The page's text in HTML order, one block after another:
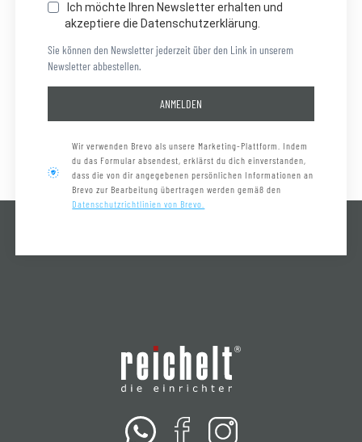
Ich möchte Ihren Newsletter erhalten und
akzeptiere die Datenschutzerklärung.
Sie können den Newsletter jederzeit über den Link in unserem
Newsletter abbestellen.
ANMELDEN
Wir verwenden Brevo als unsere Marketing-Plattform. Indem
du das Formular absendest, erklärst du dich einverstanden,
dass die von dir angegebenen persönlichen Informationen an
Brevo zur Bearbeitung übertragen werden gemäß den
Datenschutzrichtlinien von Brevo.